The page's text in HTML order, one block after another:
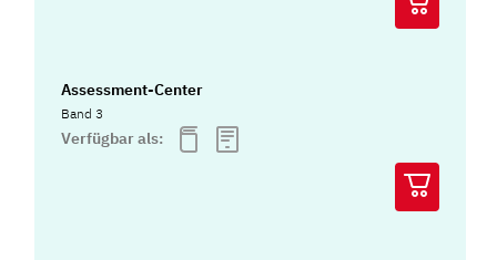
Assessment-Center
Band 3
Verfügbar als: